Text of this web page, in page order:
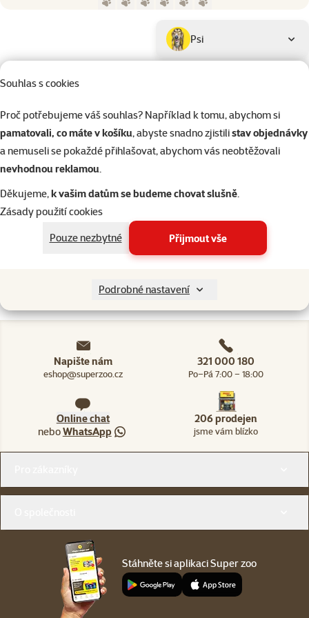
Souhlas s cookies
Proč potřebujeme váš souhlas? Například k tomu, abychom si
pamatovali, co máte v košíku, abyste snadno zjistilistav objednávky
a nemuseli se pokaždé přihlašovat, abychom vás neobtěžovali
nevhodnou reklamou.
Děkujeme,k vašim datům se budeme chovat slušně.
Zásady použití cookies
Pouze nezbytné
Přijmout vše
Podrobné nastavení
Podkategorie
Psi
Filtrovat 2
Kategorie
Psi > Pomůcky na sportování a
Naši experti na prodejnách vám vždy poradí
Napište nám
eshop@superzoo.cz
321 000 180
Po–Pá 7:00 – 18:00
Online chat
neboWhatsApp
206 prodejen
jsme vám blízko
Stáhněte si aplikaci Super zoo